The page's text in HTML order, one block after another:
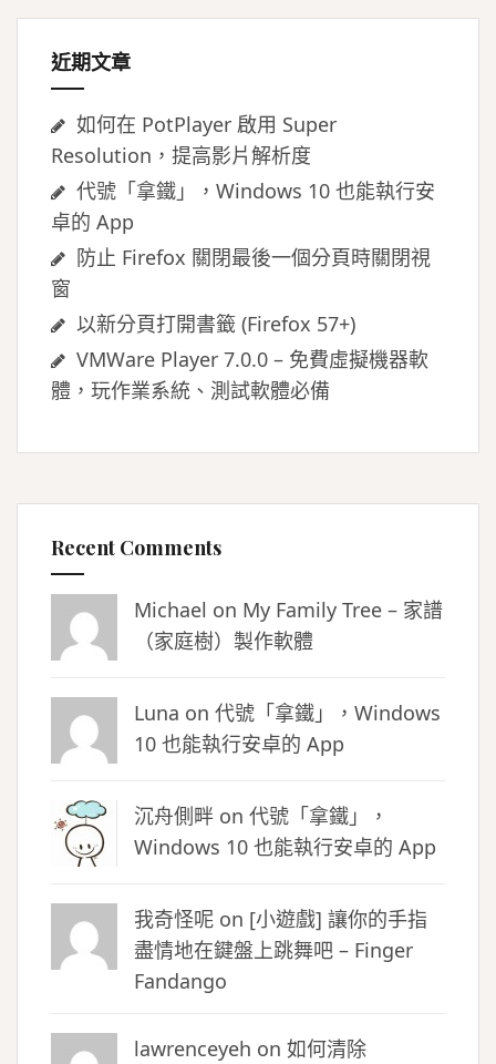
近期文章
如何在 PotPlayer 啟用 Super
Resolution，提高影片解析度
代號「拿鐵」，Windows 10 也能執行安
卓的 App
防止 Firefox 關閉最後一個分頁時關閉視
窗
以新分頁打開書籤 (Firefox 57+)
VMWare Player 7.0.0 – 免費虛擬機器軟
體，玩作業系統、測試軟體必備
Recent Comments
Michael on My Family Tree – 家譜
（家庭樹）製作軟體
Luna on 代號「拿鐵」，Windows
10 也能執行安卓的 App
沉舟側畔 on 代號「拿鐵」，
Windows 10 也能執行安卓的 App
我奇怪呢 on [小遊戲] 讓你的手指
盡情地在鍵盤上跳舞吧 – Finger
Fandango
lawrenceyeh on 如何清除